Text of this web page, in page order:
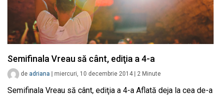
Semifinala Vreau să cânt, ediţia a 4-a
de adriana miercuri, 10 decembrie 2014 2 Minute
Semifinala Vreau să cânt, ediţia a 4-a Aflată deja la cea de-a